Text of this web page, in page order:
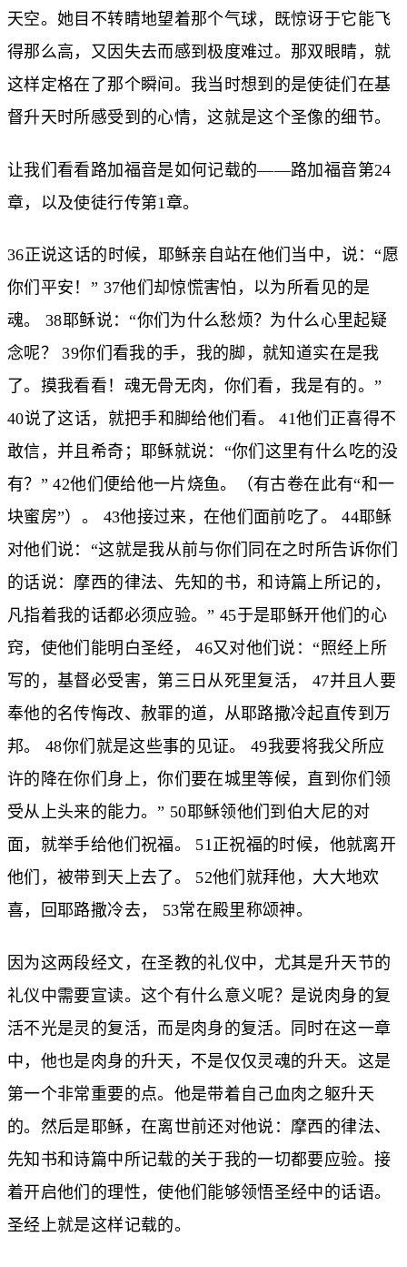
天空。她目不转睛地望着那个气球，既惊讶于它能飞
得那么高，又因失去而感到极度难过。那双眼睛，就
这样定格在了那个瞬间。我当时想到的是使徒们在基
督升天时所感受到的心情，这就是这个圣像的细节。
让我们看看路加福音是如何记载的——路加福音第24
章，以及使徒行传第1章。
36正说这话的时候，耶稣亲自站在他们当中，说：“愿
你们平安！” 37他们却惊慌害怕，以为所看见的是
魂。 38耶稣说：“你们为什么愁烦？为什么心里起疑
念呢？ 39你们看我的手，我的脚，就知道实在是我
了。摸我看看！魂无骨无肉，你们看，我是有的。”
40说了这话，就把手和脚给他们看。 41他们正喜得不
敢信，并且希奇；耶稣就说：“你们这里有什么吃的没
有？” 42他们便给他一片烧鱼。（有古卷在此有“和一
块蜜房”）。 43他接过来，在他们面前吃了。 44耶稣
对他们说：“这就是我从前与你们同在之时所告诉你们
的话说：摩西的律法、先知的书，和诗篇上所记的，
凡指着我的话都必须应验。” 45于是耶稣开他们的心
窍，使他们能明白圣经， 46又对他们说：“照经上所
写的，基督必受害，第三日从死里复活， 47并且人要
奉他的名传悔改、赦罪的道，从耶路撒冷起直传到万
邦。 48你们就是这些事的见证。 49我要将我父所应
许的降在你们身上，你们要在城里等候，直到你们领
受从上头来的能力。” 50耶稣领他们到伯大尼的对
面，就举手给他们祝福。 51正祝福的时候，他就离开
他们，被带到天上去了。 52他们就拜他，大大地欢
喜，回耶路撒冷去， 53常在殿里称颂神。
因为这两段经文，在圣教的礼仪中，尤其是升天节的
礼仪中需要宣读。这个有什么意义呢？是说肉身的复
活不光是灵的复活，而是肉身的复活。同时在这一章
中，他也是肉身的升天，不是仅仅灵魂的升天。这是
第一个非常重要的点。他是带着自己血肉之躯升天
的。然后是耶稣，在离世前还对他说：摩西的律法、
先知书和诗篇中所记载的关于我的一切都要应验。接
着开启他们的理性，使他们能够领悟圣经中的话语。
圣经上就是这样记载的。